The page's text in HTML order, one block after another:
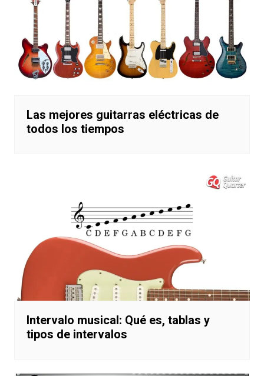
Las mejores guitarras eléctricas de
todos los tiempos
Intervalo musical: Qué es, tablas y
tipos de intervalos